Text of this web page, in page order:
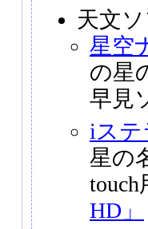
天文
星空
の星
早見
iステ
星の
HD」